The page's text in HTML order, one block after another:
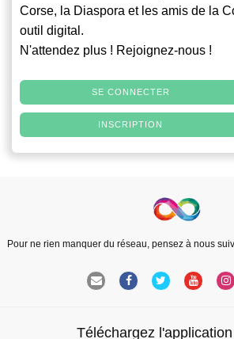
Corse, la Diaspora et les amis de la
outil digital.
N'attendez plus ! Rejoignez-nous !
SE CONNECTER
INSCRIPTION
Pour ne rien manquer du réseau, pensez à nous
Téléchargez